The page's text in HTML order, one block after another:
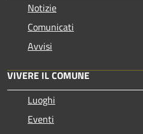
Notizie
Comunicati
Avvisi
VIVERE IL COMUNE
Luoghi
Eventi